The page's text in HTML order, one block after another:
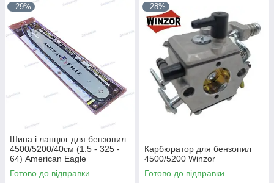
–29%
Шина і ланцюг для бензопил
4500/5200/40см (1.5 - 325 -
64) American Eagle
Готово до відправки
–28%
Карбюратор для бензопил
4500/5200 Winzor
Готово до відправки